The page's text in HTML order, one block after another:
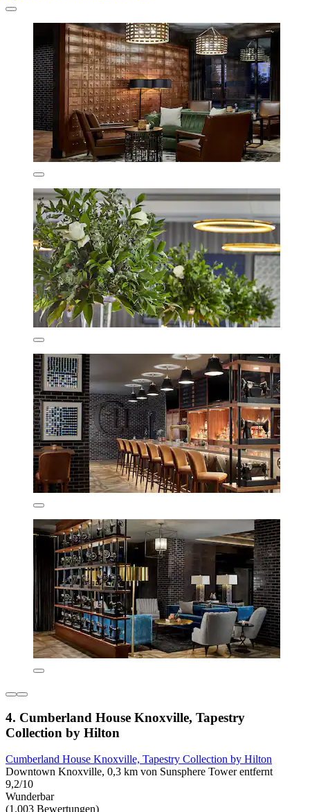
4. Cumberland House Knoxville, Tapestry
Collection by Hilton
Cumberland House Knoxville, Tapestry Collection by Hilton
Downtown Knoxville, 0,3 km von Sunsphere Tower entfernt
9,2/10
Wunderbar
(1.003 Bewertungen)